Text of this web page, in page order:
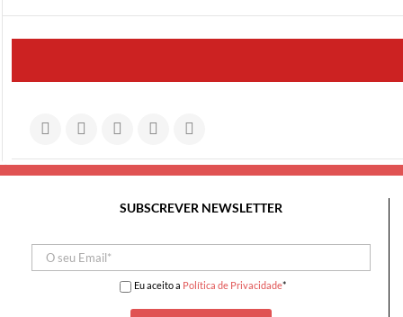
SUBSCREVER NEWSLETTER
Eu aceito a Política de Privacidade*